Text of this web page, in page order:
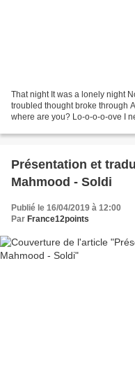
That night It was a lonely night
troubled thought broke through
where are you? Lo-o-o-o-ove I
Présentation et
Mahmood - Soldi
Publié le 16/04/2019 à 12:00
Par France12points